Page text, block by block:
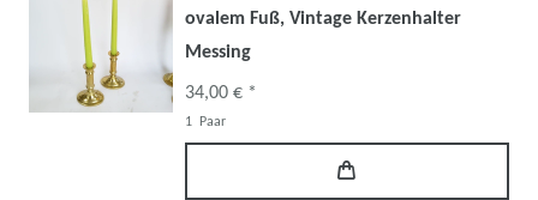
ovalem Fuß, Vintage Kerzenhalter
Messing
34,00 € *
1 Paar